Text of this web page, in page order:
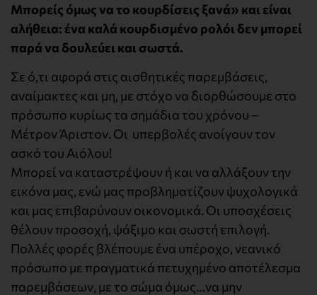
Μπορείς όμως να το κουρδίσεις ξανά» και είναι
αλήθεια: ένα καλά κουρδισμένο ρολόι δεν μπορεί
παρά να δουλεύει και σωστά.
Σε ό,τι αφορά στις αισθητικές παρεμβάσεις,
αναίμακτες και μη, με στόχο να διορθώσουμε στο
πρόσωπο κυρίως τα σημάδια του χρόνου –
Μέτρον Άριστον. Οι υπερβολές ανοίγουν τον
ασκό του Αιόλου!
Μπορεί να καταστρέψουν ή και να αλλάξουν την
εικόνα μας, ενώ μας προβληματίζουν ψυχολογικά
και μας επιβαρύνουν οικονομικά. Οι υποσχέσεις
θέλουν προσοχή, ψάξιμο και σωστή επιλογή.
Πολλές φορές βλέπουμε ένα υπέροχο, νεανικό
πρόσωπο με πραγματικά πετυχημένο αποτέλεσμα
παρεμβάσεων, με το σώμα όμως…να μην